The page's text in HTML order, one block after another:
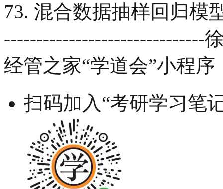
73. 混合数据抽样回归模
-------------------------------
经管之家“学道会”小程序
扫码加入“考研学习笔